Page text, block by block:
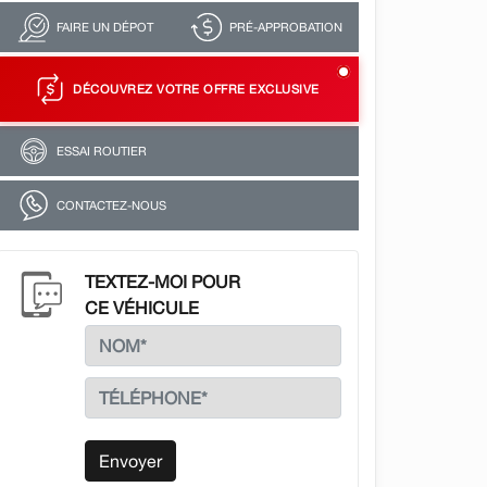
FAIRE UN DÉPOT PRÉ-APPROBATION
DÉCOUVREZ VOTRE OFFRE EXCLUSIVE
ESSAI ROUTIER
CONTACTEZ-NOUS
TEXTEZ-MOI POUR
CE VÉHICULE
Envoyer